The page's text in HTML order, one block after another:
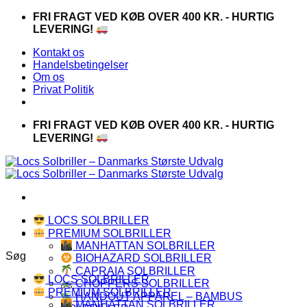
FortsætFRI FRAGT VED KØB OVER 400 KR. - HURTIG
LEVERING!
Kontakt os
Handelsbetingelser
Om os
Privat Politik
FRI FRAGT VED KØB OVER 400 KR. - HURTIG
LEVERING!
LOCS SOLBRILLER
PREMIUM SOLBRILLER
MANHATTAN SOLBRILLER
BIOHAZARD SOLBRILLER
CAPRAIA SOLBRILLER
CHOPPERS SOLBRILLER
HANDOUT APPAREL – BAMBUS
Søg
LOCS SOLBRILLER
PREMIUM SOLBRILLER
MANHATTAN SOLBRILLER